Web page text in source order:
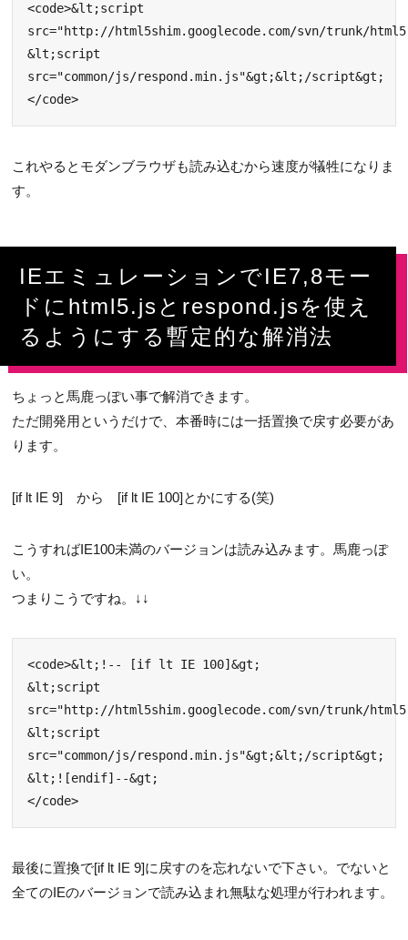
<code>&lt;script
src="http://html5shim.googlecode.com/svn/trunk/
&lt;script
src="common/js/respond.min.js"&gt;&lt;/script&gt;
</code>
これやるとモダンブラウザも読み込むから速度が犠牲になりま
す。
IEエミュレーションでIE7,8モー
ドにhtml5.jsとrespond.jsを使え
るようにする暫定的な解消法
ちょっと馬鹿っぽい事で解消できます。
ただ開発用というだけで、本番時には一括置換で戻す必要があ
ります。
[if lt IE 9] から [if lt IE 100]とかにする(笑)
こうすればIE100未満のバージョンは読み込みます。馬鹿っぽ
い。
つまりこうですね。↓↓
<code>&lt;!-- [if lt IE 100]&gt;
&lt;script
src="http://html5shim.googlecode.com/svn/trunk/
&lt;script
src="common/js/respond.min.js"&gt;&lt;/script&gt;
&lt;![endif]--&gt;
</code>
最後に置換で[if lt IE 9]に戻すのを忘れないで下さい。でないと
全てのIEのバージョンで読み込まれ無駄な処理が行われます。